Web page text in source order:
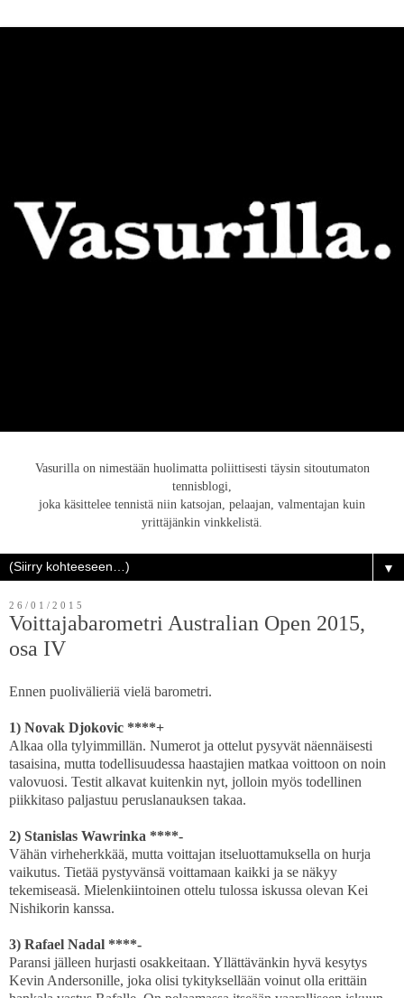
Vasurilla on nimestään huolimatta poliittisesti täysin sitoutumaton
tennisblogi,
joka käsittelee tennistä niin katsojan, pelaajan, valmentajan kuin
yrittäjänkin vinkkelistä.
▼
26/01/2015
Voittajabarometri Australian Open 2015,
osa IV
Ennen puolivälieriä vielä barometri.
1) Novak Djokovic ****+
Alkaa olla tylyimmillän. Numerot ja ottelut pysyvät näennäisesti
tasaisina, mutta todellisuudessa haastajien matkaa voittoon on noin
valovuosi. Testit alkavat kuitenkin nyt, jolloin myös todellinen
piikkitaso paljastuu peruslanauksen takaa.
2) Stanislas Wawrinka ****-
Vähän virheherkkää, mutta voittajan itseluottamuksella on hurja
vaikutus. Tietää pystyvänsä voittamaan kaikki ja se näkyy
tekemiseasä. Mielenkiintoinen ottelu tulossa iskussa olevan Kei
Nishikorin kanssa.
3) Rafael Nadal ****-
Paransi jälleen hurjasti osakkeitaan. Yllättävänkin hyvä kesytys
Kevin Andersonille, joka olisi tykityksellään voinut olla erittäin